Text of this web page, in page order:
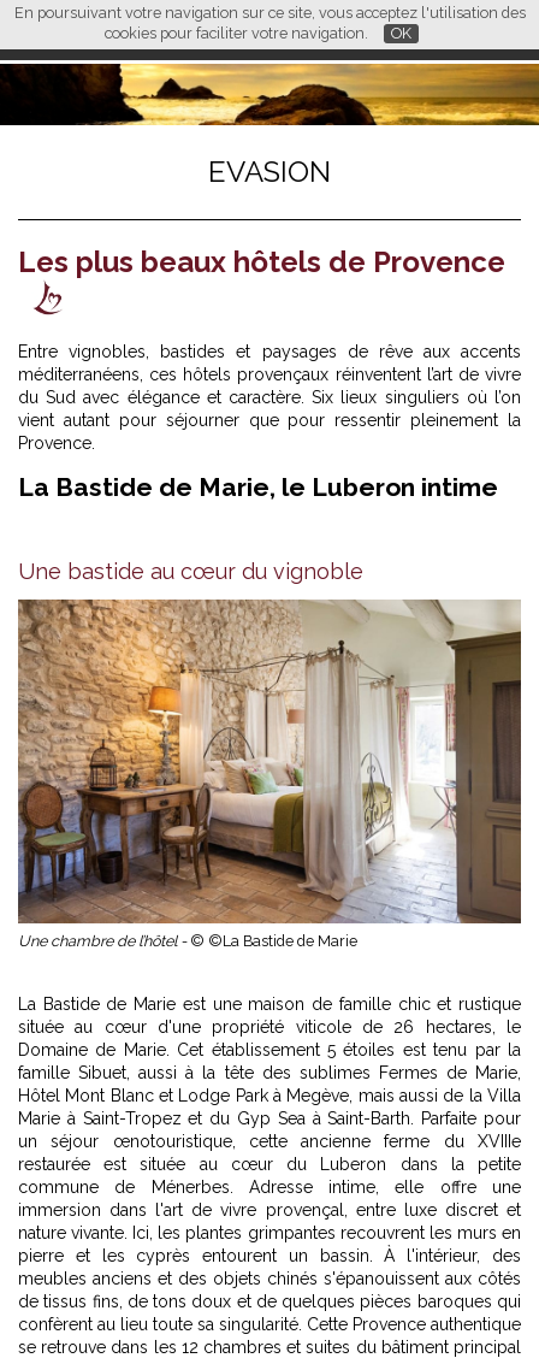
En poursuivant votre navigation sur ce site, vous acceptez l'utilisation des
cookies pour faciliter votre navigation.
OK
FR EN CN
L M
EVASION
Les plus beaux hôtels de Provence
Entre vignobles, bastides et paysages de rêve aux accents
méditerranéens, ces hôtels provençaux réinventent l’art de vivre
du Sud avec élégance et caractère. Six lieux singuliers où l’on
vient autant pour séjourner que pour ressentir pleinement la
Provence.
La Bastide de Marie, le Luberon intime
Une bastide au cœur du vignoble
Une chambre de l’hôtel - © ©La Bastide de Marie
La Bastide de Marie est une maison de famille chic et rustique
située au cœur d'une propriété viticole de 26 hectares, le
Domaine de Marie. Cet établissement 5 étoiles est tenu par la
famille Sibuet, aussi à la tête des sublimes Fermes de Marie,
Hôtel Mont Blanc et Lodge Park à Megève, mais aussi de la Villa
Marie à Saint-Tropez et du Gyp Sea à Saint-Barth. Parfaite pour
un séjour œnotouristique, cette ancienne ferme du XVIIIe
restaurée est située au cœur du Luberon dans la petite
commune de Ménerbes. Adresse intime, elle offre une
immersion dans l'art de vivre provençal, entre luxe discret et
nature vivante. Ici, les plantes grimpantes recouvrent les murs en
pierre et les cyprès entourent un bassin. À l'intérieur, des
meubles anciens et des objets chinés s'épanouissent aux côtés
de tissus fins, de tons doux et de quelques pièces baroques qui
confèrent au lieu toute sa singularité. Cette Provence authentique
se retrouve dans les 12 chambres et suites du bâtiment principal